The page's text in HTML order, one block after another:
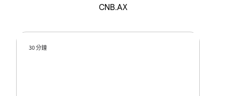
CNB.AX
30 分鐘